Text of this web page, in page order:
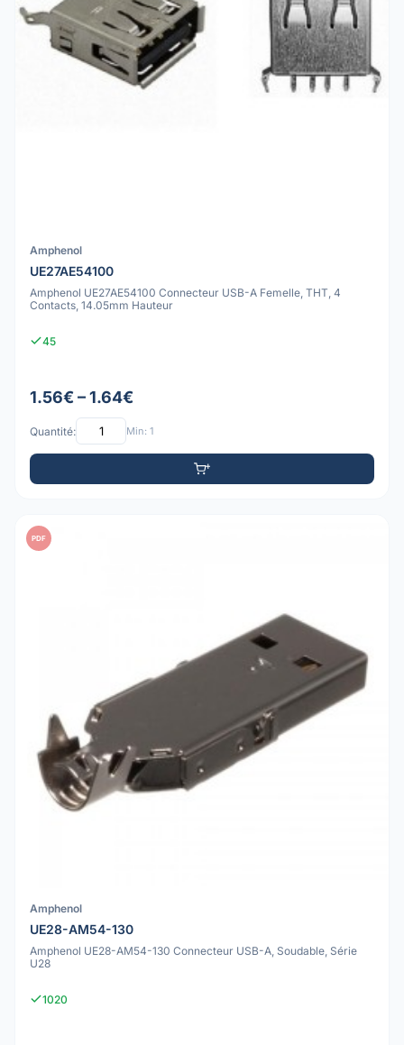
Amphenol
UE27AE54100
Amphenol UE27AE54100 Connecteur USB-A Femelle, THT, 4
Contacts, 14.05mm Hauteur
45
1.56€ – 1.64€
Quantité: Min: 1
PDF
Amphenol
UE28-AM54-130
Amphenol UE28-AM54-130 Connecteur USB-A, Soudable, Série
U28
1020